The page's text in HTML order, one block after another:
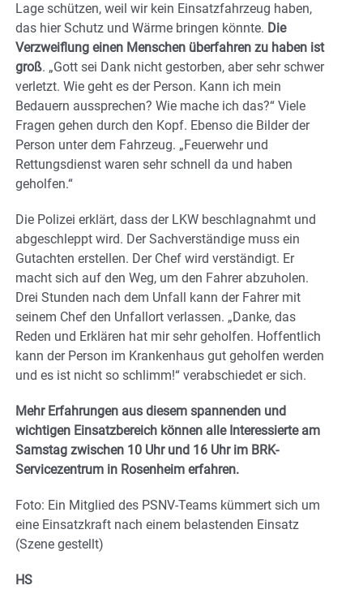
Lage schützen, weil wir kein Einsatzfahrzeug haben,
das hier Schutz und Wärme bringen könnte. Die
Verzweiflung einen Menschen überfahren zu haben ist
groß. „Gott sei Dank nicht gestorben, aber sehr schwer
verletzt. Wie geht es der Person. Kann ich mein
Bedauern aussprechen? Wie mache ich das?“ Viele
Fragen gehen durch den Kopf. Ebenso die Bilder der
Person unter dem Fahrzeug. „Feuerwehr und
Rettungsdienst waren sehr schnell da und haben
geholfen.“
Die Polizei erklärt, dass der LKW beschlagnahmt und
abgeschleppt wird. Der Sachverständige muss ein
Gutachten erstellen. Der Chef wird verständigt. Er
macht sich auf den Weg, um den Fahrer abzuholen.
Drei Stunden nach dem Unfall kann der Fahrer mit
seinem Chef den Unfallort verlassen. „Danke, das
Reden und Erklären hat mir sehr geholfen. Hoffentlich
kann der Person im Krankenhaus gut geholfen werden
und es ist nicht so schlimm!“ verabschiedet er sich.
Mehr Erfahrungen aus diesem spannenden und
wichtigen Einsatzbereich können alle Interessierte am
Samstag zwischen 10 Uhr und 16 Uhr im BRK-
Servicezentrum in Rosenheim erfahren.
Foto: Ein Mitglied des PSNV-Teams kümmert sich um
eine Einsatzkraft nach einem belastenden Einsatz
(Szene gestellt)
HS